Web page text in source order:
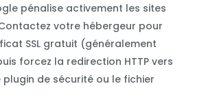
pénalise activement les sites
votre hébergeur pour
SSL gratuit (généralement
forcez la redirection HTTP vers
plugin de sécurité ou le fichier